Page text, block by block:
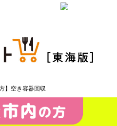
】空き容器回収